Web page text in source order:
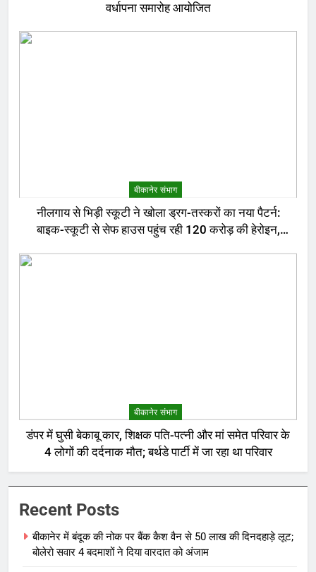
वर्धापना समारोह आयोजित
बीकानेर संभाग
नीलगाय से भिड़ी स्कूटी ने खोला ड्रग-तस्करों का नया पैटर्न:
बाइक-स्कूटी से सेफ हाउस पहुंच रही 120 करोड़ की हेरोइन,
बीकानेर संभाग
डंपर में घुसी बेकाबू कार, शिक्षक पति-पत्नी और मां समेत परिवार के
4 लोगों की दर्दनाक मौत; बर्थडे पार्टी में जा रहा था परिवार
Recent Posts
बीकानेर में बंदूक की नोक पर बैंक कैश वैन से 50 लाख की दिनदहाड़े लूट;
बोलेरो सवार 4 बदमाशों ने दिया वारदात को अंजाम